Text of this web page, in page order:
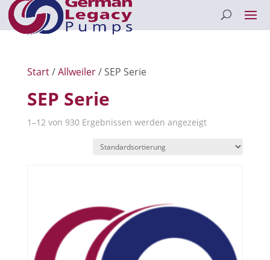
Start/Allweiler/ SEP Serie
SEP Serie
1–12 von 930 Ergebnissen werden angezeigt